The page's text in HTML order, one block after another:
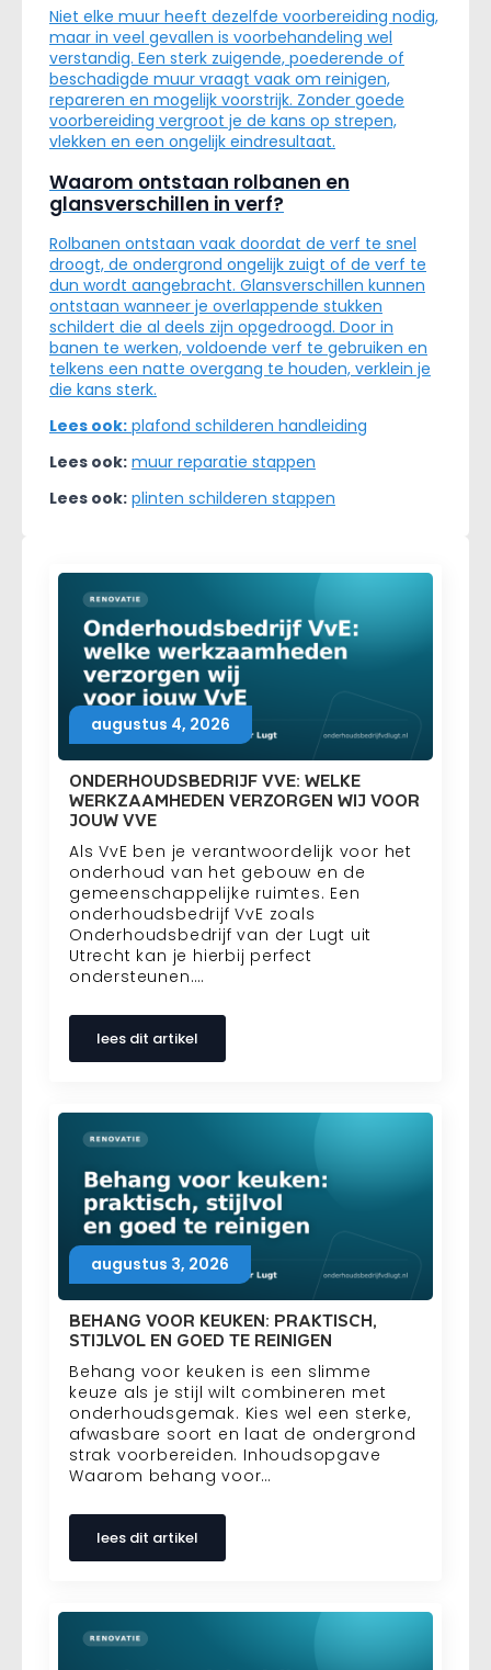
Niet elke muur heeft dezelfde voorbereiding nodig,
maar in veel gevallen is voorbehandeling wel
verstandig. Een sterk zuigende, poederende of
beschadigde muur vraagt vaak om reinigen,
repareren en mogelijk voorstrijk. Zonder goede
voorbereiding vergroot je de kans op strepen,
vlekken en een ongelijk eindresultaat.
Waarom ontstaan rolbanen en
glansverschillen in verf?
Rolbanen ontstaan vaak doordat de verf te snel
droogt, de ondergrond ongelijk zuigt of de verf te
dun wordt aangebracht. Glansverschillen kunnen
ontstaan wanneer je overlappende stukken
schildert die al deels zijn opgedroogd. Door in
banen te werken, voldoende verf te gebruiken en
telkens een natte overgang te houden, verklein je
die kans sterk.
Lees ook: plafond schilderen handleiding
Lees ook: muur reparatie stappen
Lees ook: plinten schilderen stappen
ONDERHOUDSBEDRIJF VVE: WELKE
WERKZAAMHEDEN VERZORGEN WIJ VOOR
JOUW VVE
augustus 4, 2026
Als VvE ben je verantwoordelijk voor het
onderhoud van het gebouw en de
gemeenschappelijke ruimtes. Een
onderhoudsbedrijf VvE zoals
Onderhoudsbedrijf van der Lugt uit
Utrecht kan je hierbij perfect
ondersteunen.…
lees dit artikel
BEHANG VOOR KEUKEN: PRAKTISCH,
STIJLVOL EN GOED TE REINIGEN
augustus 3, 2026
Behang voor keuken is een slimme
keuze als je stijl wilt combineren met
onderhoudsgemak. Kies wel een sterke,
afwasbare soort en laat de ondergrond
strak voorbereiden. Inhoudsopgave
Waarom behang voor…
lees dit artikel